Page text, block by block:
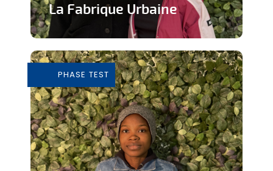
La Fabrique Urbaine
outils pour consommer de façon...
En savoir plus
PHASE TEST